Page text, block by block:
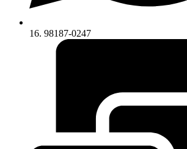
16. 98187-0247